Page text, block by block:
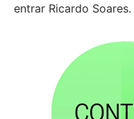
entrar Ricardo Soares.